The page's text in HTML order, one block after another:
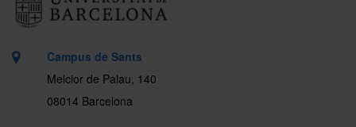
Campus de Sants
Melcior de Palau, 140
08014 Barcelona